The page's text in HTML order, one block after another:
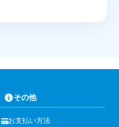
その他
お支払い方法